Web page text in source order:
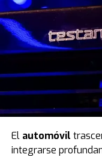
El automóvil
integrarse